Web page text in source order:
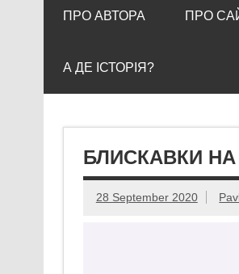
ПРО АВТОРА ПРО
А ДЕ ІСТОРІЯ?
БЛИСКАВКИ НА
28 September 2020